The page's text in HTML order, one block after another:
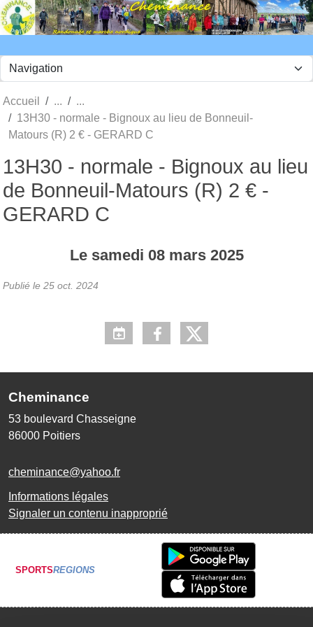
Accueil
13H30 - normale - Bignoux au lieu de Bonneuil-
Matours (R) 2 € - GERARD C
13H30 - normale - Bignoux au lieu
de Bonneuil-Matours (R) 2 € -
GERARD C
Le samedi 08 mars 2025
Publié le 25 oct. 2024
Cheminance
53 boulevard Chasseigne
86000 Poitiers
cheminance@yahoo.fr
Informations légales
Signaler un contenu inapproprié
SPORTSREGIONS
Panneau de gestion des cookies